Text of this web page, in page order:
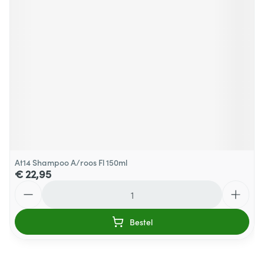
At14 Shampoo A/roos Fl 150ml
€ 22,95
Bestel